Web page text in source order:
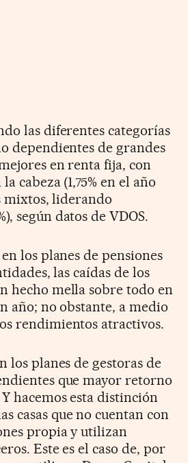
las diferentes categorías
dependientes de grandes
en renta fija, con
cabeza (1,75% en el año
mixtos, liderando
según datos de VDOS.
los planes de pensiones
las caídas de los
hecho mella sobre todo en
año; no obstante, a medio
rendimientos atractivos.
los planes de gestoras de
que mayor retorno
hacemos esta distinción
casas que no cuentan con
propia y utilizan
Este es el caso de, por